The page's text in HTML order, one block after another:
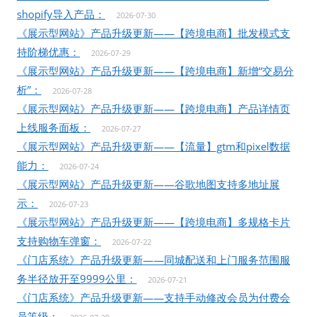
shopify导入产品：
2026-07-30
《展示型网站》产品升级更新——【跨境电商】批发模式支
持阶梯优惠：
2026-07-29
《展示型网站》产品升级更新——【跨境电商】新增“交易分
析”：
2026-07-28
《展示型网站》产品升级更新——【跨境电商】产品详情页
上线服务面板：
2026-07-27
《展示型网站》产品升级更新——【流量】gtm和pixel数据
能力：
2026-07-24
《展示型网站》产品升级更新——谷歌地图支持多地址展
示：
2026-07-23
《展示型网站》产品升级更新——【跨境电商】多规格卡片
支持购物车弹窗：
2026-07-22
《门店系统》产品升级更新——同城配送和上门服务范围服
务半径放开至9999公里：
2026-07-21
《门店系统》产品升级更新——支持手动修改会员为付费会